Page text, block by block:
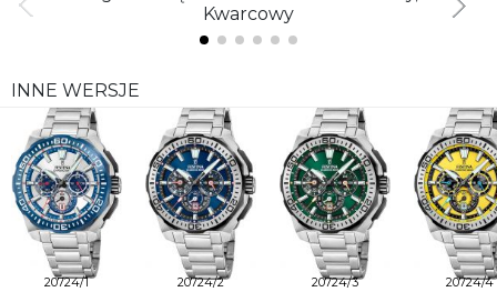
INNE WERSJE
20724/1 20724/2 20724/3 20724/4